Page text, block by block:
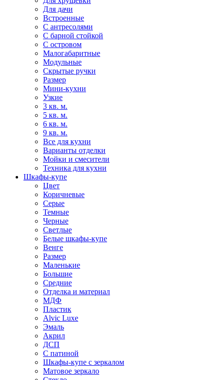
Для дачи
Встроенные
С антресолями
С барной стойкой
С островом
Малогабаритные
Модульные
Скрытые ручки
Размер
Мини-кухни
Узкие
3 кв. м.
5 кв. м.
6 кв. м.
9 кв. м.
Все для кухни
Варианты отделки
Мойки и смесители
Техника для кухни
Шкафы-купе
Цвет
Коричневые
Серые
Темные
Черные
Светлые
Белые шкафы-купе
Венге
Размер
Маленькие
Большие
Средние
Отделка и материал
МДФ
Пластик
Alvic Luxe
Эмаль
Акрил
ДСП
С патиной
Шкафы-купе с зеркалом
Матовое зеркало